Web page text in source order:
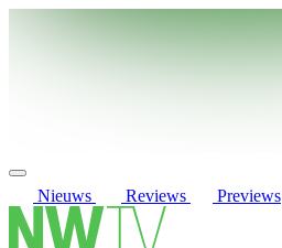
Nieuws Reviews Previews